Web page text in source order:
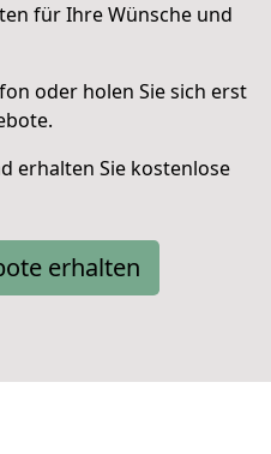
für Ihre Wünsche und
oder holen Sie sich erst
erhalten Sie kostenlose
erhalten